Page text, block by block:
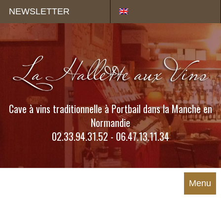
NEWSLETTER
Cave à vins traditionnelle à Portbail dans la Manche en
Normandie
02.33.94.31.52 - 06.47.13.11.34
Menu
Panneau de gestion des cookies